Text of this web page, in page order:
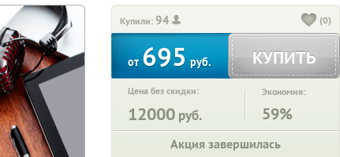
Купили:94 (0)
от695руб. КУПИТЬ
Цена без скидки:
12000 руб.
Экономия:
59%
Акция завершилась